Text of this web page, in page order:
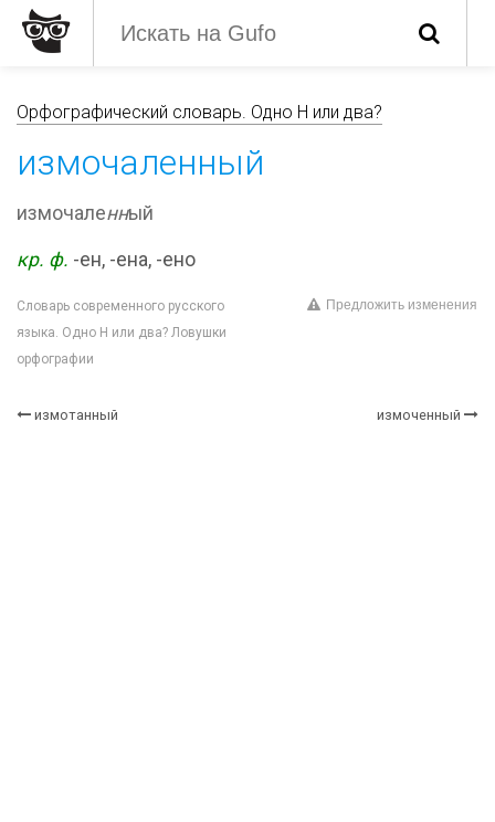
Орфографический словарь. Одно Н или два?
измочаленный
измочаленный
кр. ф. -ен, -ена, -ено
Словарь современного русского
языка. Одно Н или два? Ловушки
орфографии
Предложить изменения
измотанный измоченный